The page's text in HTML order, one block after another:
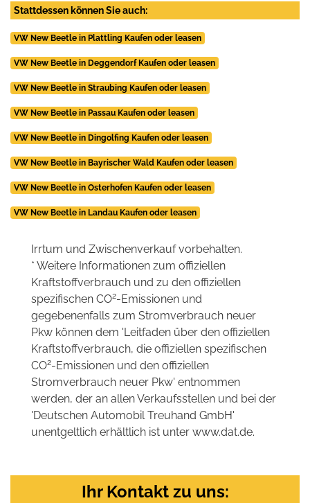
Stattdessen können Sie auch:
VW New Beetle in Plattling Kaufen oder leasen
VW New Beetle in Deggendorf Kaufen oder leasen
VW New Beetle in Straubing Kaufen oder leasen
VW New Beetle in Passau Kaufen oder leasen
VW New Beetle in Dingolfing Kaufen oder leasen
VW New Beetle in Bayrischer Wald Kaufen oder leasen
VW New Beetle in Osterhofen Kaufen oder leasen
VW New Beetle in Landau Kaufen oder leasen
Irrtum und Zwischenverkauf vorbehalten.
* Weitere Informationen zum offiziellen
Kraftstoffverbrauch und zu den offiziellen
spezifischen CO2-Emissionen und
gegebenenfalls zum Stromverbrauch neuer
Pkw können dem 'Leitfaden über den offiziellen
Kraftstoffverbrauch, die offiziellen spezifischen
CO2-Emissionen und den offiziellen
Stromverbrauch neuer Pkw' entnommen
werden, der an allen Verkaufsstellen und bei der
'Deutschen Automobil Treuhand GmbH'
unentgeltlich erhältlich ist unter www.dat.de.
Ihr Kontakt zu uns: